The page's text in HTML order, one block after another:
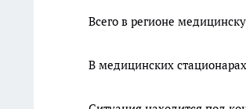
Всего в регионе
В медицинских